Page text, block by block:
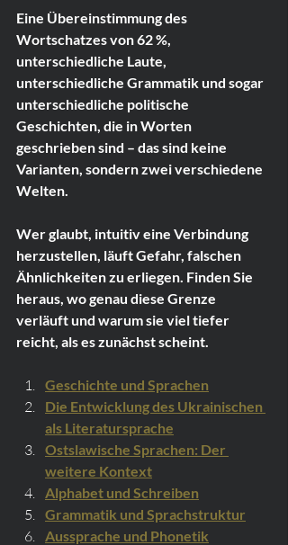
Eine Übereinstimmung des
Wortschatzes von 62 %,
unterschiedliche Laute,
unterschiedliche Grammatik und sogar
unterschiedliche politische
Geschichten, die in Worten
geschrieben sind – das sind keine
Varianten, sondern zwei verschiedene
Welten.
Wer glaubt, intuitiv eine Verbindung
herzustellen, läuft Gefahr, falschen
Ähnlichkeiten zu erliegen. Finden Sie
heraus, wo genau diese Grenze
verläuft und warum sie viel tiefer
reicht, als es zunächst scheint.
Geschichte und Sprachen
Die Entwicklung des Ukrainischen
als Literatursprache
Ostslawische Sprachen: Der
weitere Kontext
Alphabet und Schreiben
Grammatik und Sprachstruktur
Aussprache und Phonetik